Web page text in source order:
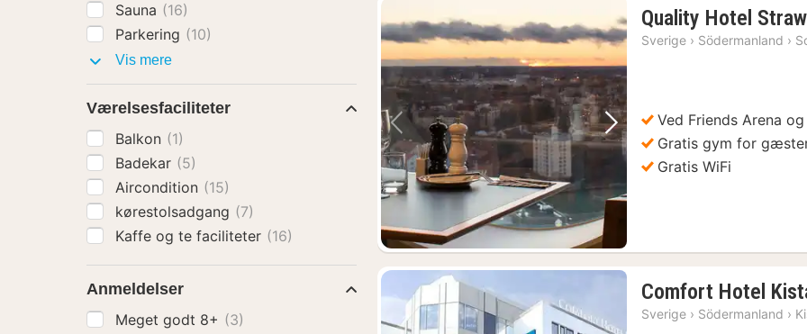
Forrige billede Næste billede
Quality Hotel
Sverige › Södermanland ›
Ved Friends Arena
Gratis gym for
Gratis WiFi
Comfort Hotel
Sverige › Södermanland ›
Sauna (16)
Parkering (10)
Vis mereFaciliteter
Værelsesfaciliteter
Balkon (1)
Badekar (5)
Aircondition (15)
kørestolsadgang (7)
Kaffe og te faciliteter (16)
Anmeldelser
Meget godt 8+ (3)